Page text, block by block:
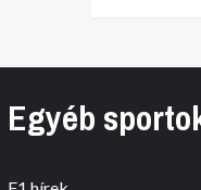
Egyéb